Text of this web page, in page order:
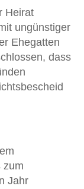
Heirat
ungünstiger
Ehegatten
dass
zum
Jahr